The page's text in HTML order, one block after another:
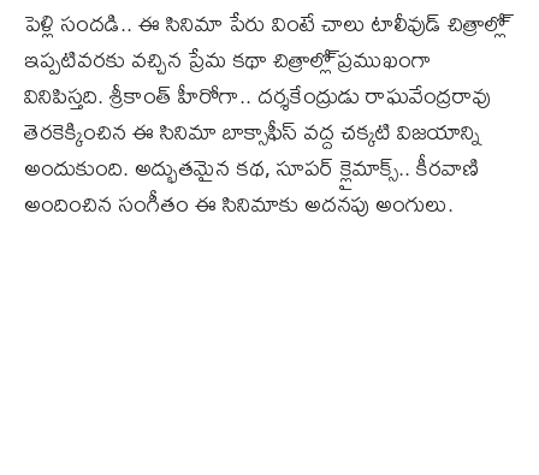
పెళ్లి సందడి.. ఈ సినిమా పేరు వింటే చాలు టాలీవుడ్ చిత్రాల్లో్
ఇప్పటివరకు వచ్చిన ప్రేమ కథా చిత్రాల్లో్ ప్రముఖంగా
వినిపిస్తది. శ్రీకాంత్‌ హీరోగా.. దర్శకేంద్రుడు రాఘవేంద్రరావు
తెరకెక్కించిన ఈ సినిమా బాక్సాఫీస్‌ వద్ద చక్కటి విజయాన్ని
అందుకుంది. అద్భుతమైన కథ, సూపర్‌ క్లైమాక్స్‌.. కీరవాణి
అందించిన సంగీతం ఈ సినిమాకు అదనపు అంగులు.